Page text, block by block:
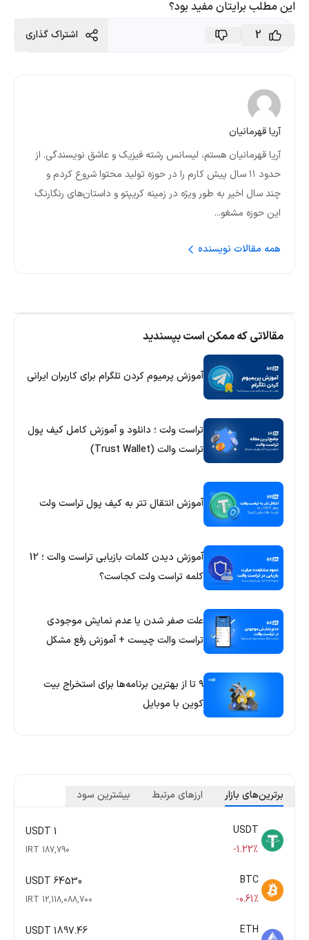
این مطلب برایتان مفید بود؟
2
اشتراک گذاری
آریا قهرمانیان
آریا قهرمانیان هستم، لیسانس رشته فیزیک و عاشق نویسندگی. از
حدود ۱۱ سال پیش کارم را در حوزه تولید محتوا شروع کردم و
چند سال اخیر به طور ویژه در زمینه کریپتو و داستان‌های رنگارنگ
این حوزه مشغو...
همه مقالات نویسنده
مقالاتی که ممکن است بپسندید
آموزش پرمیوم کردن تلگرام برای کاربران ایرانی
تراست ولت ؛ دانلود و آموزش کامل کیف پول
تراست والت (Trust Wallet)
آموزش انتقال تتر به کیف پول تراست ولت
آموزش دیدن کلمات بازیابی تراست والت ؛ 12
کلمه تراست ولت کجاست؟
علت صفر شدن یا عدم نمایش موجودی
تراست والت چیست + آموزش رفع مشکل
۹ تا از بهترین برنامه‌ها برای استخراج بیت
کوین با موبایل
برترین‌های بازار ارزهای مرتبط بیشترین سود
USDT
-1.22%
1 USDT
187,790 IRT
BTC
-0.61%
64530 USDT
12,118,088,700 IRT
ETH
1897.46 USDT